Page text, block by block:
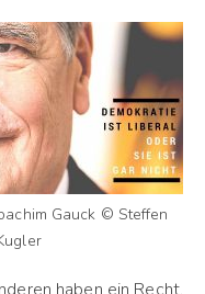
Gauck © Steffen